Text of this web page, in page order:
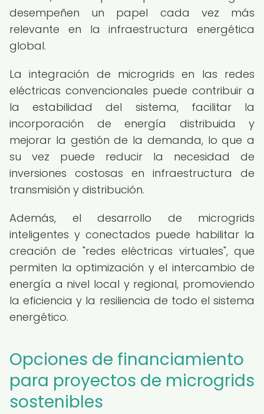
desempeñen un papel cada vez más
relevante en la infraestructura energética
global.
La integración de microgrids en las redes
eléctricas convencionales puede contribuir a
la estabilidad del sistema, facilitar la
incorporación de energía distribuida y
mejorar la gestión de la demanda, lo que a
su vez puede reducir la necesidad de
inversiones costosas en infraestructura de
transmisión y distribución.
Además, el desarrollo de microgrids
inteligentes y conectados puede habilitar la
creación de "redes eléctricas virtuales", que
permiten la optimización y el intercambio de
energía a nivel local y regional, promoviendo
la eficiencia y la resiliencia de todo el sistema
energético.
Opciones de financiamiento
para proyectos de microgrids
sostenibles